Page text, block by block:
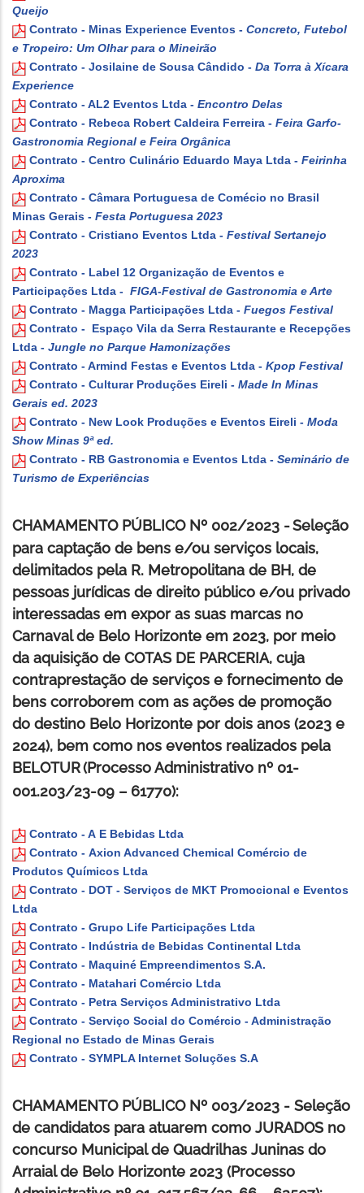
Queijo
Contrato - Minas Experience Eventos - Concreto, Futebol
e Tropeiro: Um Olhar para o Mineirão
Contrato - Josilaine de Sousa Cândido - Da Torra à Xícara
Experience
Contrato - AL2 Eventos Ltda - Encontro Delas
Contrato - Rebeca Robert Caldeira Ferreira - Feira Garfo-
Gastronomia Regional e Feira Orgânica
Contrato - Centro Culinário Eduardo Maya Ltda - Feirinha
Aproxima
Contrato - Câmara Portuguesa de Comécio no Brasil
Minas Gerais - Festa Portuguesa 2023
Contrato - Cristiano Eventos Ltda - Festival Sertanejo
2023
Contrato - Label 12 Organização de Eventos e
Participações Ltda - FIGA-Festival de Gastronomia e Arte
Contrato - Magga Participações Ltda - Fuegos Festival
Contrato - Espaço Vila da Serra Restaurante e Recepções
Ltda - Jungle no Parque Hamonizações
Contrato - Armind Festas e Eventos Ltda - Kpop Festival
Contrato - Culturar Produções Eireli - Made In Minas
Gerais ed. 2023
Contrato - New Look Produções e Eventos Eireli - Moda
Show Minas 9ª ed.
Contrato - RB Gastronomia e Eventos Ltda - Seminário de
Turismo de Experiências
CHAMAMENTO PÚBLICO Nº 002/2023 -Seleção
para captação de bens e/ou serviços locais,
delimitados pela R. Metropolitana de BH, de
pessoas jurídicas de direito público e/ou privado
interessadas em expor as suas marcas no
Carnaval de Belo Horizonte em 2023, por meio
da aquisição de COTAS DE PARCERIA, cuja
contraprestação de serviços e fornecimento de
bens corroborem com as ações de promoção
do destino Belo Horizonte por dois anos (2023 e
2024), bem como nos eventos realizados pela
BELOTUR(Processo Administrativo nº 01-
001.203/23-09 – 61770):
Contrato - A E Bebidas Ltda
Contrato - Axion Advanced Chemical Comércio de
Produtos Químicos Ltda
Contrato - DOT - Serviços de MKT Promocional e Eventos
Ltda
Contrato - Grupo Life Participações Ltda
Contrato - Indústria de Bebidas Continental Ltda
Contrato - Maquiné Empreendimentos S.A.
Contrato - Matahari Comércio Ltda
Contrato - Petra Serviços Administrativo Ltda
Contrato - Serviço Social do Comércio - Administração
Regional no Estado de Minas Gerais
Contrato - SYMPLA Internet Soluções S.A
CHAMAMENTO PÚBLICO Nº 003/2023 - Seleção
de candidatos para atuarem como JURADOS no
concurso Municipal de Quadrilhas Juninas do
Arraial de Belo Horizonte 2023 (Processo